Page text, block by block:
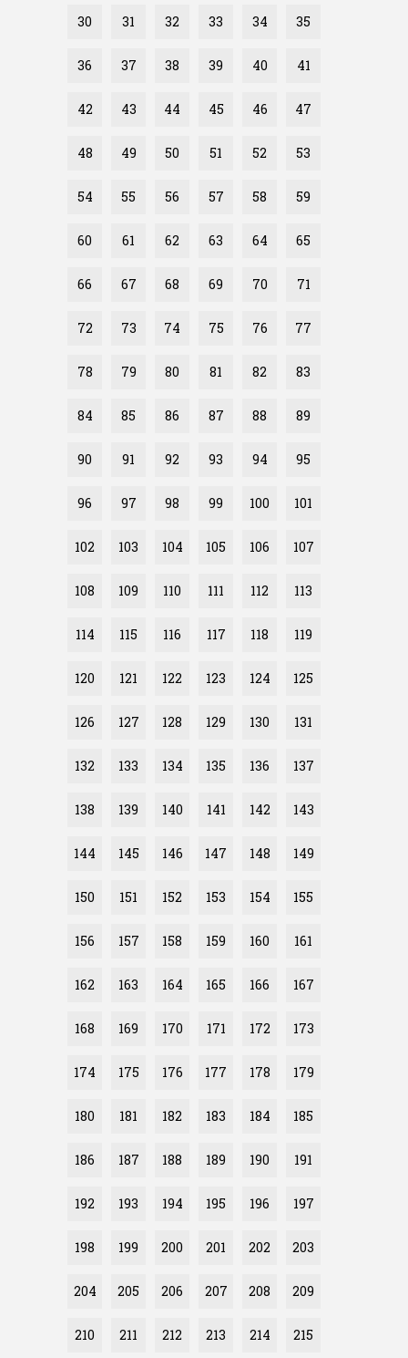
30 31 32 33 34 35
36 37 38 39 40 41
42 43 44 45 46 47
48 49 50 51 52 53
54 55 56 57 58 59
60 61 62 63 64 65
66 67 68 69 70 71
72 73 74 75 76 77
78 79 80 81 82 83
84 85 86 87 88 89
90 91 92 93 94 95
96 97 98 99 100 101
102 103 104 105 106 107
108 109 110 111 112 113
114 115 116 117 118 119
120 121 122 123 124 125
126 127 128 129 130 131
132 133 134 135 136 137
138 139 140 141 142 143
144 145 146 147 148 149
150 151 152 153 154 155
156 157 158 159 160 161
162 163 164 165 166 167
168 169 170 171 172 173
174 175 176 177 178 179
180 181 182 183 184 185
186 187 188 189 190 191
192 193 194 195 196 197
198 199 200 201 202 203
204 205 206 207 208 209
210 211 212 213 214 215